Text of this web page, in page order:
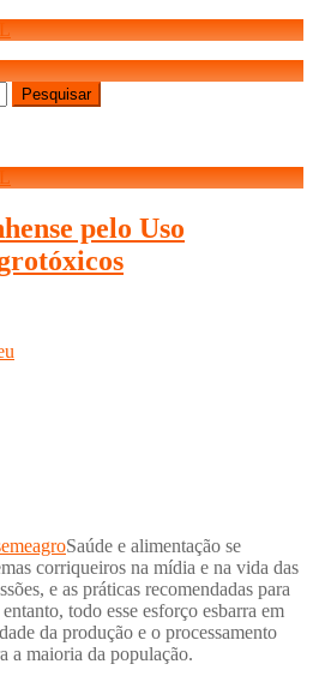
pelo Uso
Saúde e alimentação se
corriqueiros na mídia e na vida das
e as práticas recomendadas para
todo esse esforço esbarra em
da produção e o processamento
a maioria da população.